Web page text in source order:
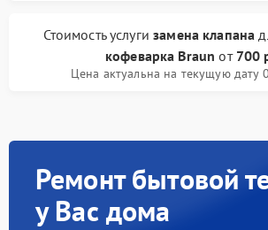
Стоимость услугизамена клапана
кофеварка Braun от 700
Цена актуальна на текущую дату
Ремонт бытовой
у Вас дома